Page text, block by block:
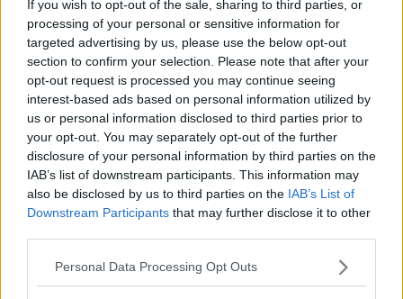
If you wish to opt-out of the sale, sharing to third parties, or
processing of your personal or sensitive information for
targeted advertising by us, please use the below opt-out
section to confirm your selection. Please note that after your
opt-out request is processed you may continue seeing
interest-based ads based on personal information utilized by
us or personal information disclosed to third parties prior to
your opt-out. You may separately opt-out of the further
disclosure of your personal information by third parties on the
IAB’s list of downstream participants. This information may
also be disclosed by us to third parties on the IAB’s List of
Downstream Participants that may further disclose it to other
Personal Data Processing Opt Outs
Natale:
15 dicembre, serata di gala (su invito) nel Salone dei
Cinquecento di Palazzo Vecchio per raccogliere fondi destinati alle
famiglie bisognose individuate dai Servizi Sociali e dalla Caritas (su
invito);
16 dicembre, ore 11,30 – 12: donazione di tre apparecchi
acustici agli ospiti di Montedomini, con il presidente Luigi Paccosi e
l’assessore Sara Funaro;
17 dicembre , ore 10 - 12:visita ai disabili ospitati dalla
Cooperativa CTE a Rignano per festeggiare insieme il Natale;
Mani biancheche “segneranno” il suono con le mani (lingua
italiana dei segni);